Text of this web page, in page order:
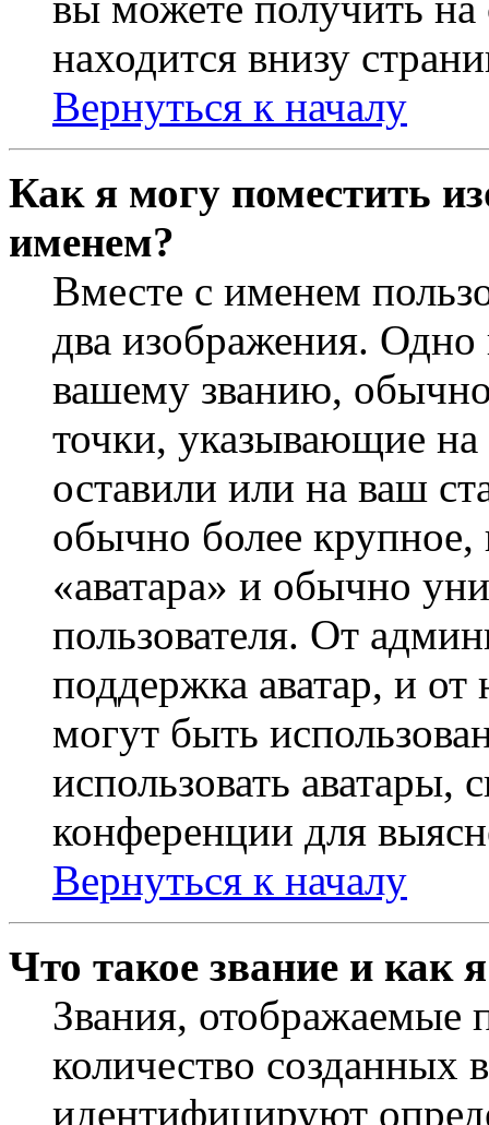
находится внизу
Вернуться к началу
Как я могу поместить
именем?
Вместе с именем
два изображения.
вашему званию, обычно
точки, указывающие
оставили или на ваш
обычно более крупное,
«аватара» и обычно
пользователя. От
поддержка аватар, и от
могут быть
использовать аватары,
конференции для
Вернуться к началу
Что такое звание и как
Звания,
количество
идентифицируют